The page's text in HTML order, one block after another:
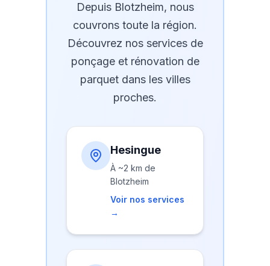
Depuis Blotzheim, nous
couvrons toute la région.
Découvrez nos services de
ponçage et rénovation de
parquet dans les villes
proches.
Hesingue
À ~2 km de
Blotzheim
Voir nos services
→